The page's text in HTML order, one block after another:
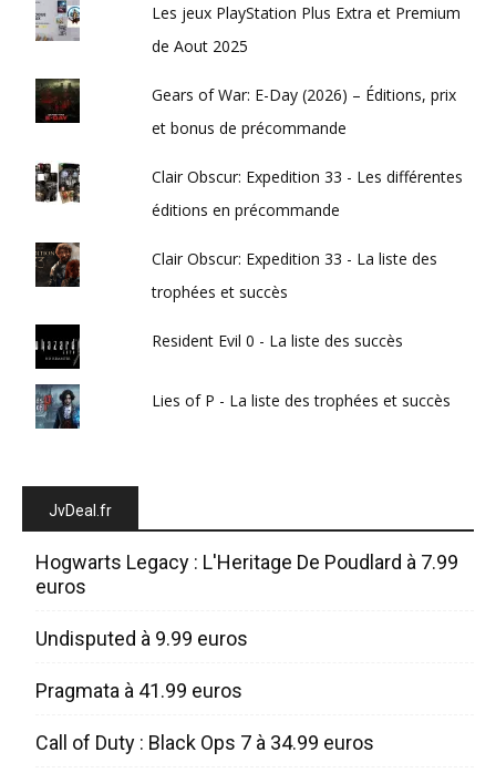
Les jeux PlayStation Plus Extra et Premium
de Aout 2025
Gears of War: E-Day (2026) – Éditions, prix
et bonus de précommande
Clair Obscur: Expedition 33 - Les différentes
éditions en précommande
Clair Obscur: Expedition 33 - La liste des
trophées et succès
Resident Evil 0 - La liste des succès
Lies of P - La liste des trophées et succès
JvDeal.fr
Hogwarts Legacy : L'Heritage De Poudlard à 7.99
euros
Undisputed à 9.99 euros
Pragmata à 41.99 euros
Call of Duty : Black Ops 7 à 34.99 euros